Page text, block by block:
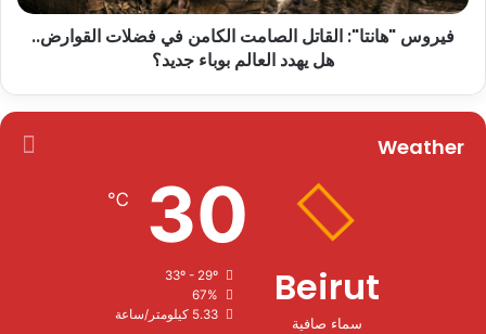
فيروس "هانتا": القاتل الصامت الكامن في فضلات القوارض..
هل يهدد العالم بوباء جديد؟
Weather
Beirut
سماء صافية
30
℃
33º - 29º
67%
5.33 كيلومتر/ساعة